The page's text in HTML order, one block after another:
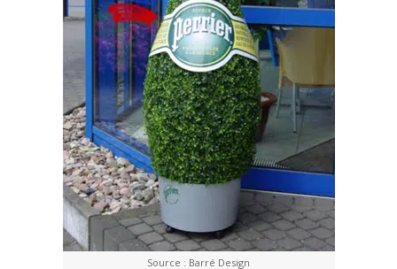
Source : Barré Design